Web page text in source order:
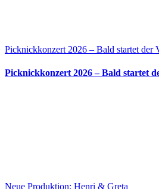
Picknickkonzert 2026 – Bald startet der
Picknickkonzert 2026 – Bald startet
Neue Produktion: Henri & Greta